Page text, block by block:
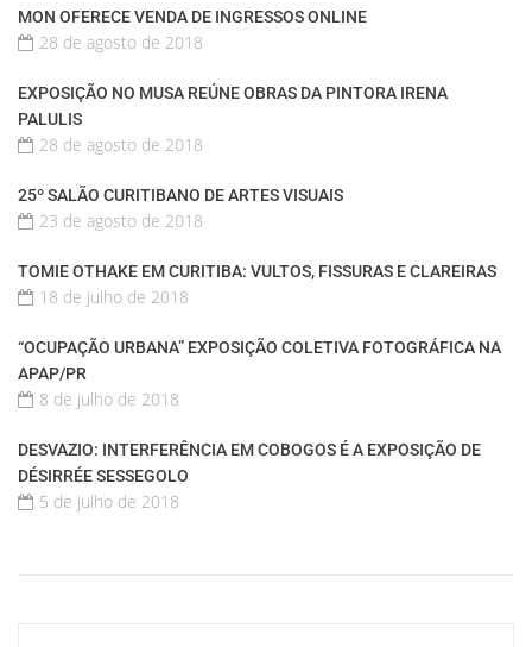
MON OFERECE VENDA DE INGRESSOS ONLINE
28 de agosto de 2018
EXPOSIÇÃO NO MUSA REÚNE OBRAS DA PINTORA IRENA
PALULIS
28 de agosto de 2018
25º SALÃO CURITIBANO DE ARTES VISUAIS
23 de agosto de 2018
TOMIE OTHAKE EM CURITIBA: VULTOS, FISSURAS E CLAREIRAS
18 de julho de 2018
“OCUPAÇÃO URBANA” EXPOSIÇÃO COLETIVA FOTOGRÁFICA NA
APAP/PR
8 de julho de 2018
DESVAZIO: INTERFERÊNCIA EM COBOGOS É A EXPOSIÇÃO DE
DÉSIRRÉE SESSEGOLO
5 de julho de 2018